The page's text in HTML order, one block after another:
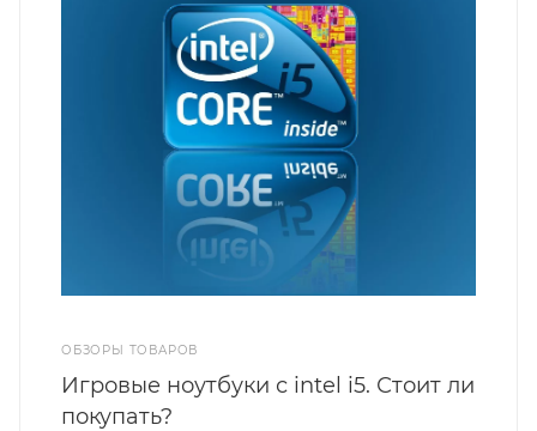
ОБЗОРЫ ТОВАРОВ
Игровые ноутбуки с intel i5. Стоит ли
покупать?